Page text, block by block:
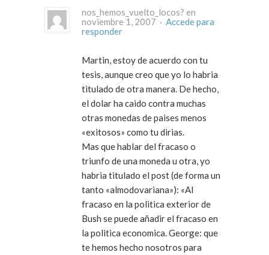
nos_hemos_vuelto_locos? en
noviembre 1, 2007 · Accede para
responder
Martin, estoy de acuerdo con tu
tesis, aunque creo que yo lo habria
titulado de otra manera. De hecho,
el dolar ha caido contra muchas
otras monedas de paises menos
«exitosos» como tu dirias.
Mas que hablar del fracaso o
triunfo de una moneda u otra, yo
habria titulado el post (de forma un
tanto «almodovariana»): «Al
fracaso en la politica exterior de
Bush se puede añadir el fracaso en
la politica economica. George: que
te hemos hecho nosotros para